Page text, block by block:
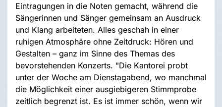
Eintragungen in die Noten gemacht, während die
Sängerinnen und Sänger gemeinsam an Ausdruck
und Klang arbeiteten. Alles geschah in einer
ruhigen Atmosphäre ohne Zeitdruck: Hören und
Gestalten – ganz im Sinne des Themas des
bevorstehenden Konzerts. "Die Kantorei probt
unter der Woche am Dienstagabend, wo manchmal
die Möglichkeit einer ausgiebigeren Stimmprobe
zeitlich begrenzt ist. Es ist immer schön, wenn wir